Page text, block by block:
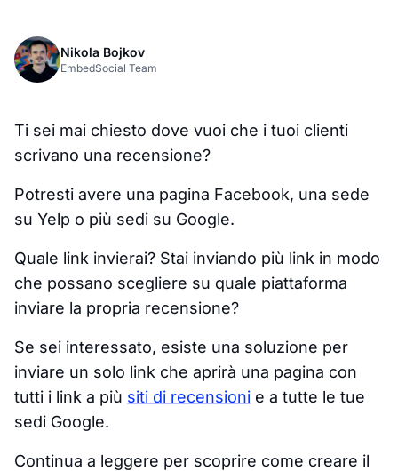
Nikola Bojkov
EmbedSocial Team
Ti sei mai chiesto dove vuoi che i tuoi clienti
scrivano una recensione?
Potresti avere una pagina Facebook, una sede
su Yelp o più sedi su Google.
Quale link invierai? Stai inviando più link in modo
che possano scegliere su quale piattaforma
inviare la propria recensione?
Se sei interessato, esiste una soluzione per
inviare un solo link che aprirà una pagina con
tutti i link a più siti di recensioni e a tutte le tue
sedi Google.
Continua a leggere per scoprire come creare il